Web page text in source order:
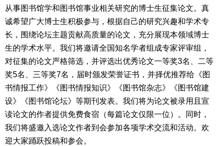
从事图书馆学和图书馆事业相关研究的博士生征集论文。真
诚希望广大博士生积极参与，根据自己的研究兴趣和学术专
长，围绕论坛主题贡献高质量的论文，充分展现本领域博士
生的学术水平。我们将邀请全国知名学者组成专家评审组，
对征集的论文严格筛选，并评选出优秀论文一等奖3名、二等
奖5名、三等奖7名，届时颁发荣誉证书，并择优推荐给《图
书情报工作》《图书情报知识》《图书馆杂志》《图书馆建
设》《图书馆论坛》等期刊发表。我们将为论文被录用且宣
读论文的作者提供免费食宿（每篇论文仅限一位）。同时，
我们将盛邀入选论文作者到会参加各项学术交流和活动。欢
迎大家踊跃投稿和参会。